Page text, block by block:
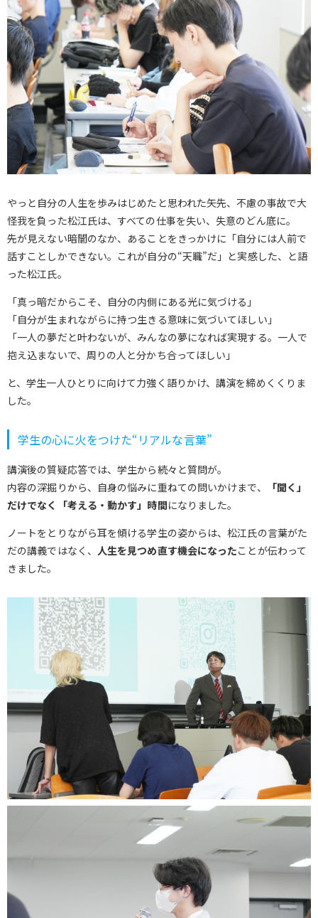
やっと自分の人生を歩みはじめたと思われた矢先、不慮の事故で大
怪我を負った松江氏は、すべての仕事を失い、失意のどん底に。
先が見えない暗闇のなか、あることをきっかけに「自分には人前で
話すことしかできない。これが自分の“天職”だ」と実感した、と語
った松江氏。
「真っ暗だからこそ、自分の内側にある光に気づける」
「自分が生まれながらに持つ生きる意味に気づいてほしい」
「一人の夢だと叶わないが、みんなの夢になれば実現する。一人で
抱え込まないで、周りの人と分かち合ってほしい」
と、学生一人ひとりに向けて力強く語りかけ、講演を締めくくりま
した。
学生の心に火をつけた“リアルな言葉”
講演後の質疑応答では、学生から続々と質問が。
内容の深掘りから、自身の悩みに重ねての問いかけまで、
「聞く」
だけでなく「考える・動かす」時間になりました。
ノートをとりながら耳を傾ける学生の姿からは、松江氏の言葉がた
だの講義ではなく、 人生を見つめ直す機会になったことが伝わって
きました。